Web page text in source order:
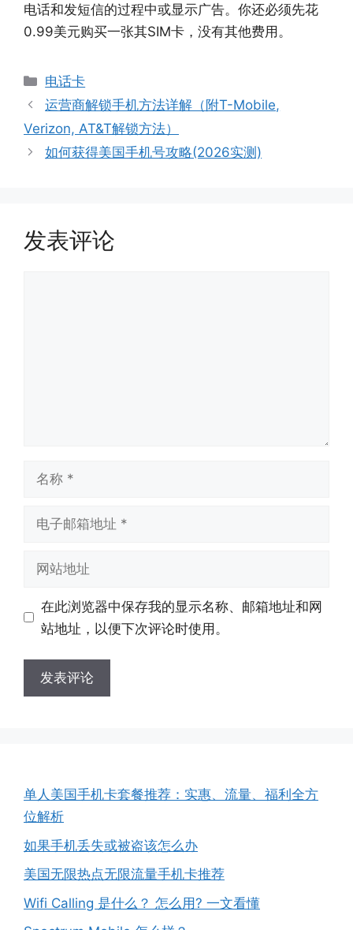
电话和发短信的过程中或显示广告。你还必须先花
0.99美元购买一张其SIM卡，没有其他费用。
分
类
电话卡
运营商解锁手机方法详解（附T-Mobile,
Verizon, AT&T解锁方法）
如何获得美国手机号攻略(2026实测)
发表评论
址
址
在此浏览器中保存我的显示名称、邮箱地址和网
站地址，以便下次评论时使用。
单人美国手机卡套餐推荐：实惠、流量、福利全方
位解析
如果手机丢失或被盗该怎么办
美国无限热点无限流量手机卡推荐
Wifi Calling 是什么？ 怎么用? 一文看懂